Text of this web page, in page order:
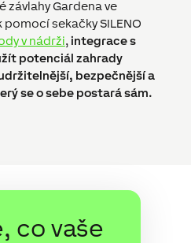
závlahy Gardena ve
sekačky SILENO
v nádrži, integrace s
potenciál zahrady
bezpečnější a
se o sebe postará sám.
co vaše